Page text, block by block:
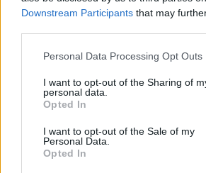
Downstream Participants that may
Personal Data Processing Opt Outs
I want to opt-out of the Sharing of
personal data.
Opted In
I want to opt-out of the Sale of my
Personal Data.
Opted In
Añadir un comentario ...
🪐🚀 Canciones para Ver las
Psicodelia y Space Rock 🎸✨
🌌🚀 Viaje intergaláctico: la mejor
psicodelia, space rock y atmósferas
tus noches de astronomía. 🪐🎸
✨⭐